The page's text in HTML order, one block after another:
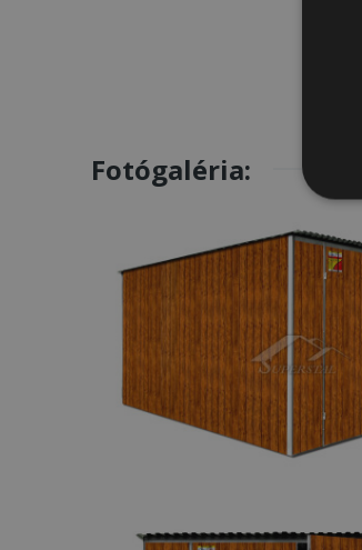
Fotógaléria: